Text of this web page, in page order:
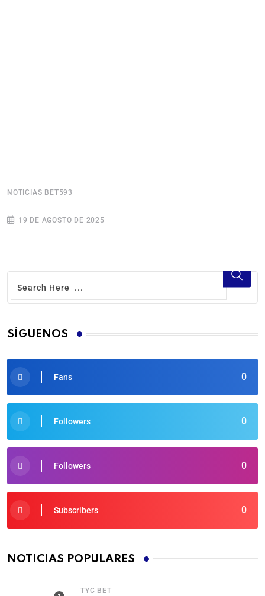
NOTICIAS BET593
19 DE AGOSTO DE 2025
SÍGUENOS
0
Fans
0
Followers
0
Followers
0
Subscribers
NOTICIAS POPULARES
TYC BET